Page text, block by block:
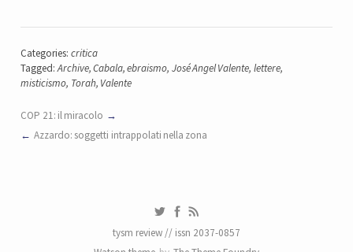
Categories: critica
Tagged:Archive,Cabala,ebraismo, José Angel Valente, lettere,
misticismo, Torah, Valente
COP 21: il miracolo
Azzardo: soggetti intrappolati nella zona
tysm review // issn 2037-0857